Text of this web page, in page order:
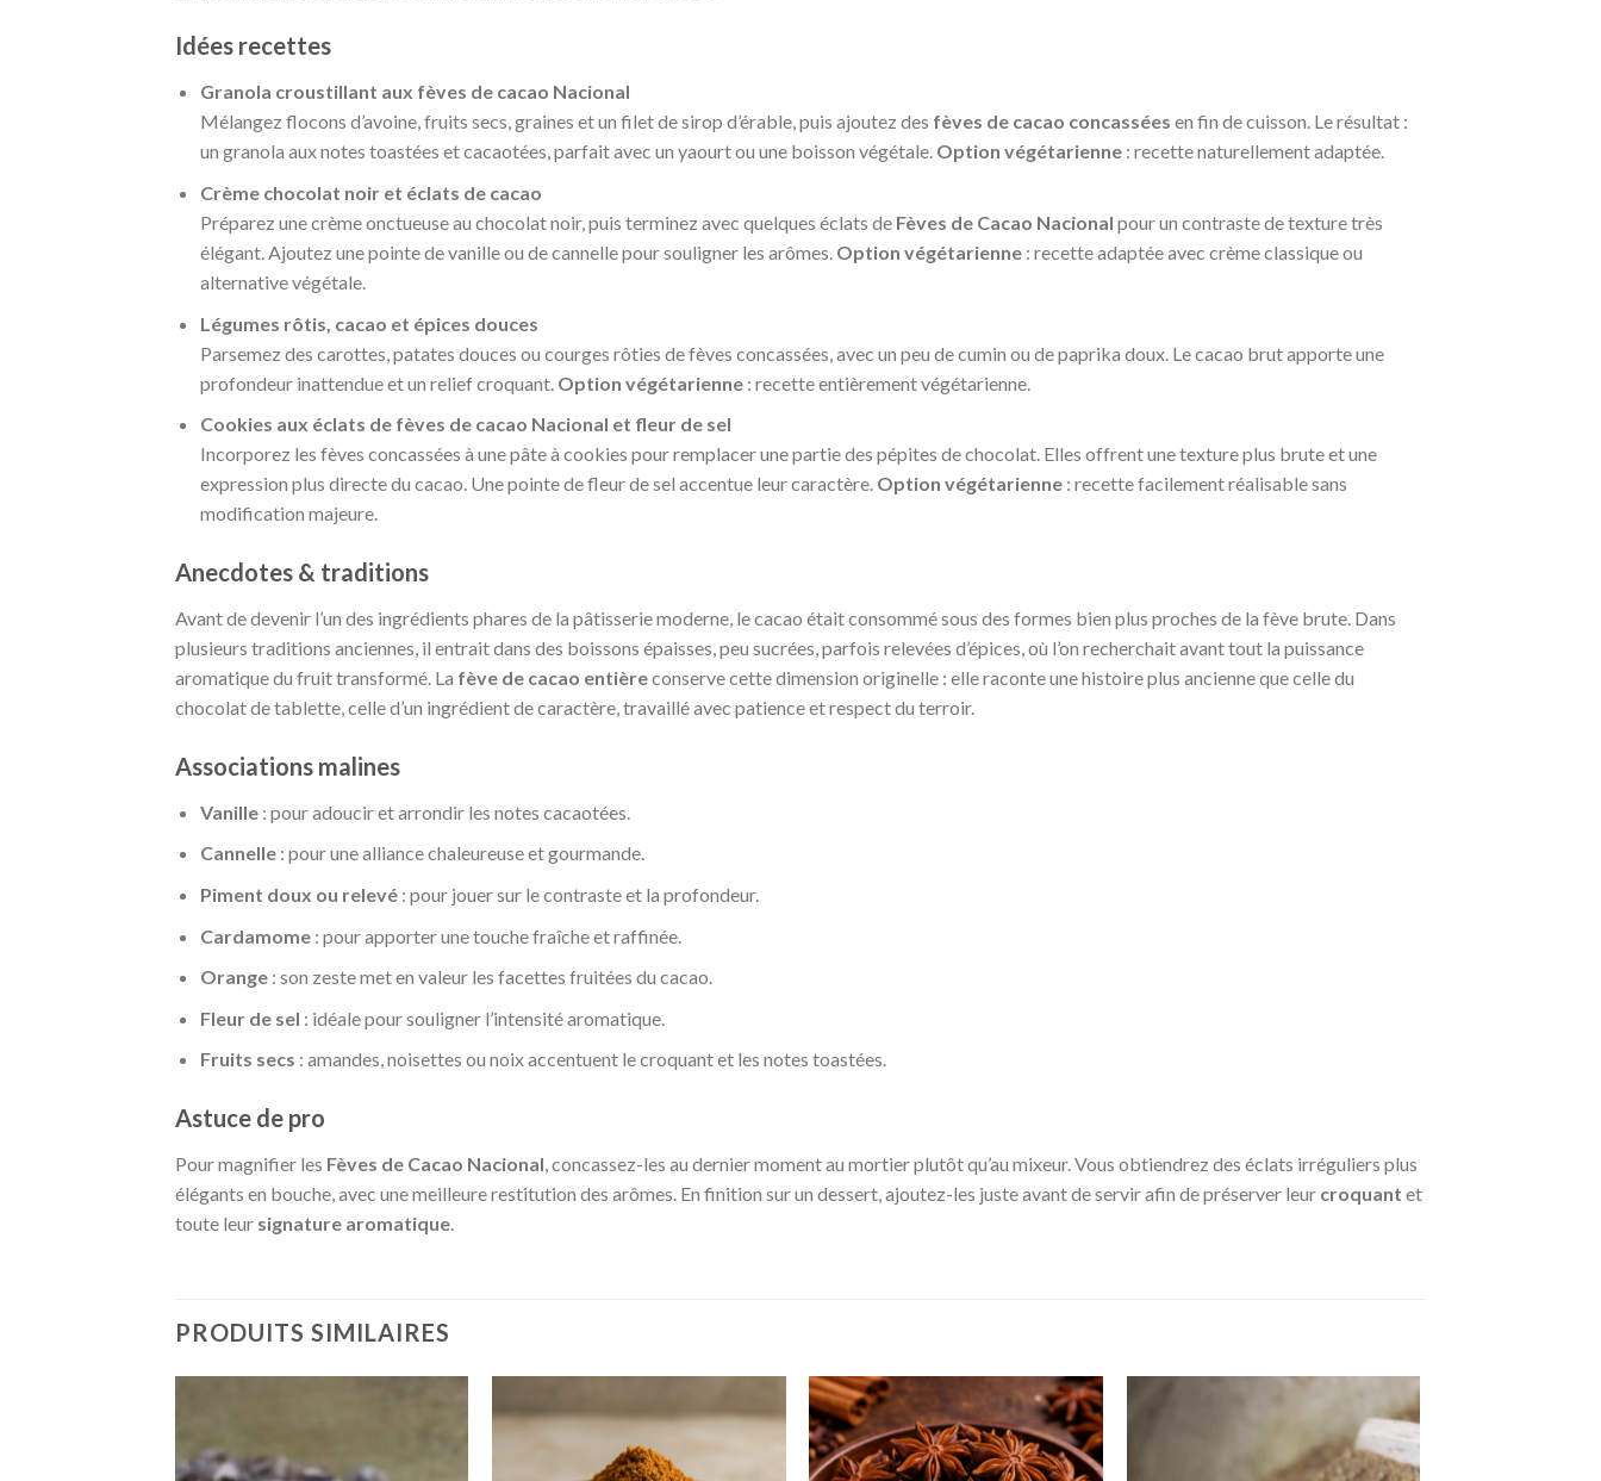
Idées recettes
Granola croustillant aux fèves de cacao Nacional
Mélangez flocons d’avoine, fruits secs, graines et un filet de sirop d’érable, puis ajoutez des fèves de cacao concassées en fin de cuisson. Le résultat :
un granola aux notes toastées et cacaotées, parfait avec un yaourt ou une boisson végétale. Option végétarienne: recette naturellement adaptée.
Crème chocolat noir et éclats de cacao
Préparez une crème onctueuse au chocolat noir, puis terminez avec quelques éclats de Fèves de Cacao Nacional pour un contraste de texture très
élégant. Ajoutez une pointe de vanille ou de cannelle pour souligner les arômes. Option végétarienne: recette adaptée avec crème classique ou
alternative végétale.
Légumes rôtis, cacao et épices douces
Parsemez des carottes, patates douces ou courges rôties de fèves concassées, avec un peu de cumin ou de paprika doux. Le cacao brut apporte une
profondeur inattendue et un relief croquant. Option végétarienne: recette entièrement végétarienne.
Cookies aux éclats de fèves de cacao Nacional et fleur de sel
Incorporez les fèves concassées à une pâte à cookies pour remplacer une partie des pépites de chocolat. Elles offrent une texture plus brute et une
expression plus directe du cacao. Une pointe de fleur de sel accentue leur caractère. Option végétarienne: recette facilement réalisable sans
modification majeure.
Anecdotes & traditions
Avant de devenir l’un des ingrédients phares de la pâtisserie moderne, le cacao était consommé sous des formes bien plus proches de la fève brute. Dans
plusieurs traditions anciennes, il entrait dans des boissons épaisses, peu sucrées, parfois relevées d’épices, où l’on recherchait avant tout la puissance
aromatique du fruit transformé. La fève de cacao entièreconserve cette dimension originelle : elle raconte une histoire plus ancienne que celle du
chocolat de tablette, celle d’un ingrédient de caractère, travaillé avec patience et respect du terroir.
Associations malines
Vanille: pour adoucir et arrondir les notes cacaotées.
Cannelle: pour une alliance chaleureuse et gourmande.
Piment doux ou relevé: pour jouer sur le contraste et la profondeur.
Cardamome: pour apporter une touche fraîche et raffinée.
Orange: son zeste met en valeur les facettes fruitées du cacao.
Fleur de sel : idéale pour souligner l’intensité aromatique.
Fruits secs : amandes, noisettes ou noix accentuent le croquant et les notes toastées.
Astuce de pro
Pour magnifier les Fèves de Cacao Nacional, concassez-les au dernier moment au mortier plutôt qu’au mixeur. Vous obtiendrez des éclats irréguliers plus
élégants en bouche, avec une meilleure restitution des arômes. En finition sur un dessert, ajoutez-les juste avant de servir afin de préserver leur croquant et
toute leur signature aromatique.
PRODUITS SIMILAIRES
Ajouter
à la liste
de
Ajouter
à la liste
de